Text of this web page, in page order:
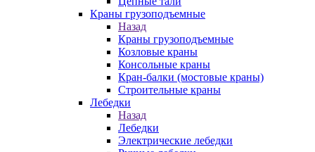
Краны грузоподъемные
Назад
Краны грузоподъемные
Козловые краны
Консольные краны
Кран-балки (мостовые краны)
Строительные краны
Лебедки
Назад
Лебедки
Электрические лебедки